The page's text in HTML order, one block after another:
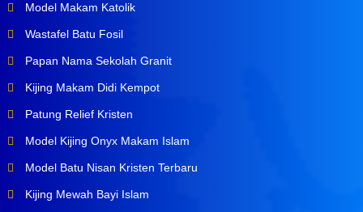
Model Makam Katolik
Wastafel Batu Fosil
Papan Nama Sekolah Granit
Kijing Makam Didi Kempot
Patung Relief Kristen
Model Kijing Onyx Makam Islam
Model Batu Nisan Kristen Terbaru
Kijing Mewah Bayi Islam